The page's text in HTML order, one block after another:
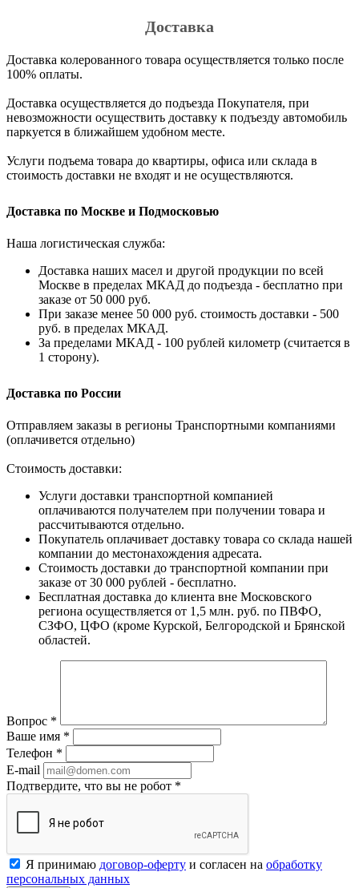
Доставка
Доставка колерованного товара осуществляется только после
100% оплаты.
Доставка осуществляется до подъезда Покупателя, при
невозможности осуществить доставку к подъезду автомобиль
паркуется в ближайшем удобном месте.
Услуги подъема товара до квартиры, офиса или склада в
стоимость доставки не входят и не осуществляются.
Доставка по Москве и Подмосковью
Наша логистическая служба:
Доставка наших масел и другой продукции по всей
Москве в пределах МКАД до подъезда - бесплатно при
заказе от 50 000 руб.
При заказе менее 50 000 руб. стоимость доставки - 500
руб. в пределах МКАД.
За пределами МКАД - 100 рублей километр (считается в
1 сторону).
Доставка по России
Отправляем заказы в регионы Транспортными компаниями
(оплачивется отдельно)
Стоимость доставки:
Услуги доставки транспортной компанией
оплачиваются получателем при получении товара и
рассчитываются отдельно.
Покупатель оплачивает доставку товара со склада нашей
компании до местонахождения адресата.
Стоимость доставки до транспортной компании при
заказе от 30 000 рублей - бесплатно.
Бесплатная доставка до клиента вне Московского
региона осуществляется от 1,5 млн. руб. по ПВФО,
СЗФО, ЦФО (кроме Курской, Белгородской и Брянской
областей.
Вопрос *
Ваше имя *
Телефон *
E-mail
Подтвердите, что вы не робот *
Я принимаю договор-оферту и согласен на обработку
персональных данных